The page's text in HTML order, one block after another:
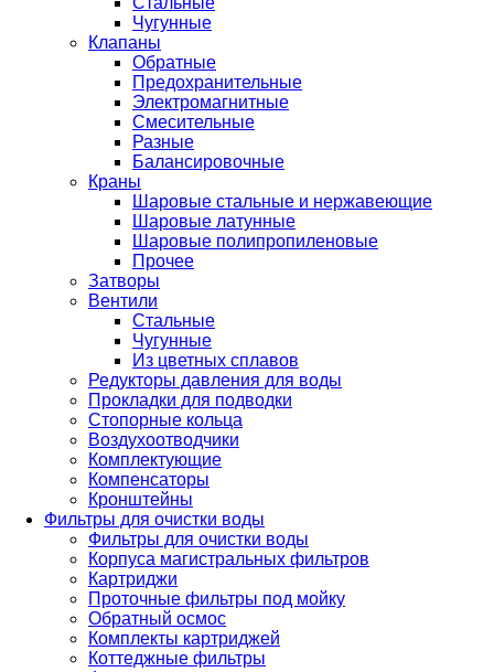
Чугунные
Клапаны
Обратные
Предохранительные
Электромагнитные
Смесительные
Разные
Балансировочные
Краны
Шаровые стальные и нержавеющие
Шаровые латунные
Шаровые полипропиленовые
Прочее
Затворы
Вентили
Стальные
Чугунные
Из цветных сплавов
Редукторы давления для воды
Прокладки для подводки
Стопорные кольца
Воздухоотводчики
Комплектующие
Компенсаторы
Кронштейны
Фильтры для очистки воды
Фильтры для очистки воды
Корпуса магистральных фильтров
Картриджи
Проточные фильтры под мойку
Обратный осмос
Комплекты картриджей
Коттеджные фильтры